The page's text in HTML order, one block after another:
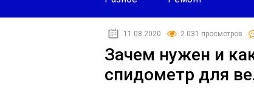
11.08.2020 2 031 просмотров
Зачем нужен и
спидометр для